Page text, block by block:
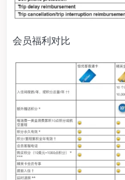
会员福利对比